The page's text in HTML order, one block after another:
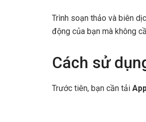
Trình soạn thảo và biên
động của bạn mà không
Cách sử
Trước tiên, bạn cần tải